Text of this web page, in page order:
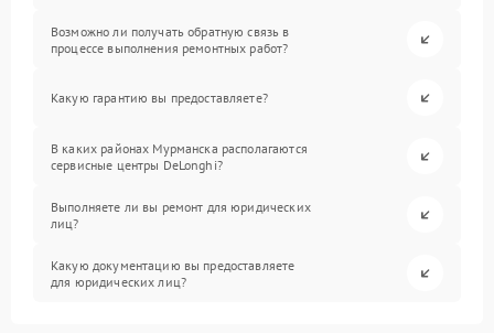
Возможно ли получать обратную связь в
процессе выполнения ремонтных работ?
Какую гарантию вы предоставляете?
В каких районах Мурманска располагаются
сервисные центры DeLonghi?
Выполняете ли вы ремонт для юридических
лиц?
Какую документацию вы предоставляете
для юридических лиц?